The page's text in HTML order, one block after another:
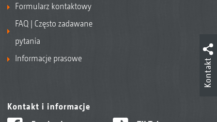
Formularz kontaktowy
FAQ | Często zadawane
pytania
Informacje prasowe
Kontakt i informacje
Kontakt